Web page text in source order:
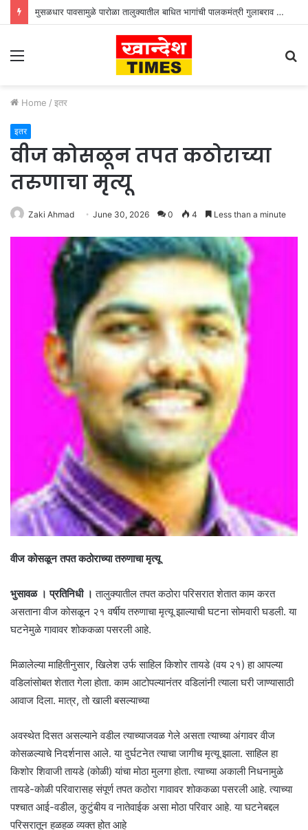
मुसळधार पावसामुळे पारोळा तालुक्यातील बाधित भागांची पालकमंत्री गुलाबराव पाटील जलसंपदा मंत्री गिरीश महाजन यांनी केली पाहणी
Menu
Home / इतर
इतर
वीज कोसळून तपत कठोराच्या
तरुणाचा मृत्यू
Zaki Ahmad June 30, 2026 0 4 Less than a minute
वीज कोसळून तपत कठोराच्या तरुणाचा मृत्यू
भुसावळ । प्रतिनिधी ।तालुक्यातील तपत कठोरा परिसरात शेतात काम करत
असताना वीज कोसळून २१ वर्षीय तरुणाचा मृत्यू झाल्याची घटना सोमवारी घडली. या
घटनेमुळे गावावर शोककळा पसरली आहे.
मिळालेल्या माहितीनुसार, खिलेश उर्फ साहिल किशोर तायडे (वय २१) हा आपल्या
वडिलांसोबत शेतात गेला होता. काम आटोपल्यानंतर वडिलांनी त्याला घरी जाण्यासाठी
आवाज दिला. मात्र, तो खाली बसल्याच्या
अवस्थेत दिसत असल्याने वडील त्याच्याजवळ गेले असता त्याच्या अंगावर वीज
कोसळल्याचे निदर्शनास आले. या दुर्घटनेत त्याचा जागीच मृत्यू झाला. साहिल हा
किशोर शिवाजी तायडे (कोळी) यांचा मोठा मुलगा होता. त्याच्या अकाली निधनामुळे
तायडे-कोळी परिवारासह संपूर्ण तपत कठोरा गावावर शोककळा पसरली आहे. त्याच्या
पश्चात आई-वडील, कुटुंबीय व नातेवाईक असा मोठा परिवार आहे. या घटनेबद्दल
परिसरातून हळहळ व्यक्त होत आहे